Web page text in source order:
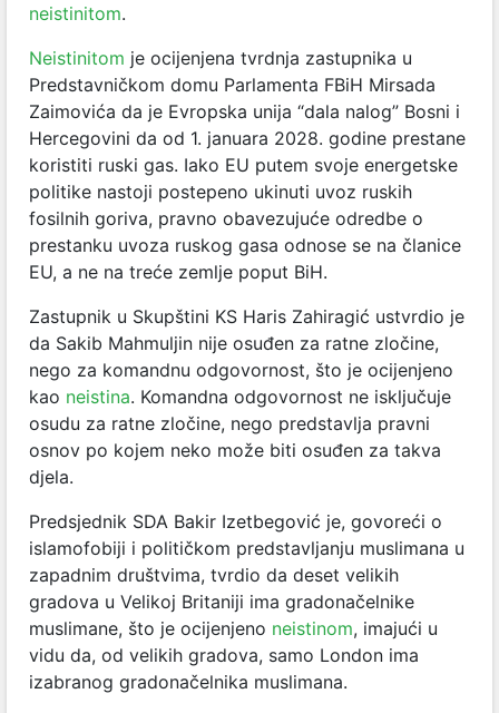
neistinitom.
Neistinitom je ocijenjena tvrdnja zastupnika u
Predstavničkom domu Parlamenta FBiH Mirsada
Zaimovića da je Evropska unija “dala nalog” Bosni i
Hercegovini da od 1. januara 2028. godine prestane
koristiti ruski gas. Iako EU putem svoje energetske
politike nastoji postepeno ukinuti uvoz ruskih
fosilnih goriva, pravno obavezujuće odredbe o
prestanku uvoza ruskog gasa odnose se na članice
EU, a ne na treće zemlje poput BiH.
Zastupnik u Skupštini KS Haris Zahiragić ustvrdio je
da Sakib Mahmuljin nije osuđen za ratne zločine,
nego za komandnu odgovornost, što je ocijenjeno
kao neistina. Komandna odgovornost ne isključuje
osudu za ratne zločine, nego predstavlja pravni
osnov po kojem neko može biti osuđen za takva
djela.
Predsjednik SDA Bakir Izetbegović je, govoreći o
islamofobiji i političkom predstavljanju muslimana u
zapadnim društvima, tvrdio da deset velikih
gradova u Velikoj Britaniji ima gradonačelnike
muslimane, što je ocijenjeno neistinom, imajući u
vidu da, od velikih gradova, samo London ima
izabranog gradonačelnika muslimana.